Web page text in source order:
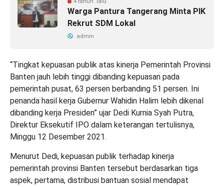
Warga Pantura Tangerang Minta PIK
Rekrut SDM Lokal
admin
“Tingkat kepuasan publik atas kinerja Pemerintah Provinsi
Banten jauh lebih tinggi dibanding kepuasan pada
pemerintah pusat, 63 persen berbanding 51 persen. Ini
penanda hasil kerja Gubernur Wahidin Halim lebih dikenal
dibanding kerja Presiden” ujar Dedi Kurnia Syah Putra,
Direktur Eksekutif IPO dalam keterangan tertulisnya,
Minggu 12 Desember 2021.
Menurut Dedi, kepuasan publik terhadap kinerja
pemerintah provinsi Banten tersebut berdasarkan tiga
aspek, pertama, distribusi bantuan sosial mendapat